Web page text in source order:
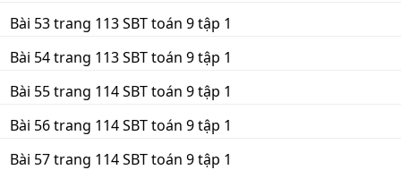
Bài 53 trang 113 SBT toán 9 tập 1
Bài 54 trang 113 SBT toán 9 tập 1
Bài 55 trang 114 SBT toán 9 tập 1
Bài 56 trang 114 SBT toán 9 tập 1
Bài 57 trang 114 SBT toán 9 tập 1